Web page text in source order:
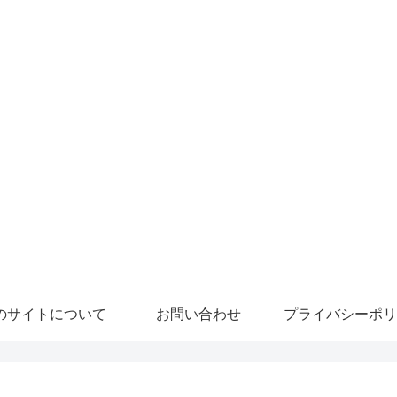
サイトについて お問い合わせ プライバシーポ